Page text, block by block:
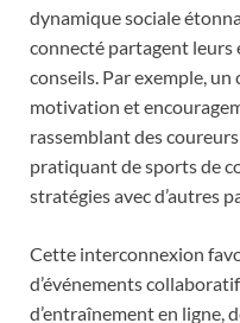
dynamique sociale
connecté partagent leurs
conseils. Par exemple,
motivation et
rassemblant des
pratiquant de sports de
stratégies avec d’autres
Cette interconnexion
d’événements
d’entraînement en ligne,